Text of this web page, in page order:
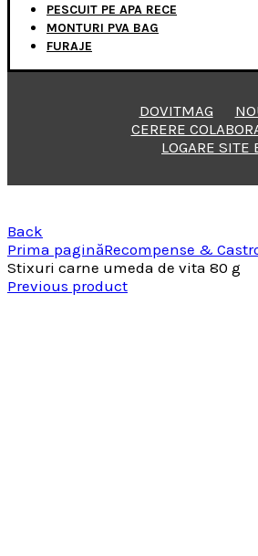
PESCUIT PE APA RECE
MONTURI PVA BAG
FURAJE
DOVITMAG
CERERE
LOGARE SITE
Back
Prima paginăRecompense &
Stixuri carne umeda de vita 80 g
Previous product